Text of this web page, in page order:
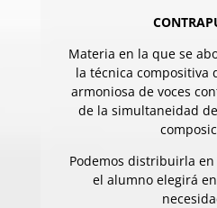
Materia en la que se
la técnica compositiva
armoniosa de voces
de la simultaneidad
Podemos distribuirla
el alumno elegirá